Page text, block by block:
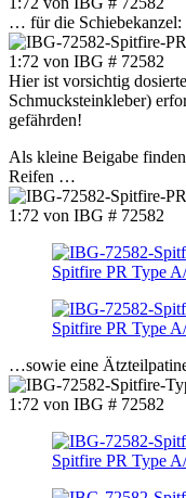
… für die Schiebekanzel:
Hier ist vorsichtig
Schmucksteinkleber)
gefährden!
Als kleine Beigabe
Reifen …
…sowie eine